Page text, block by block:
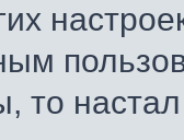
то